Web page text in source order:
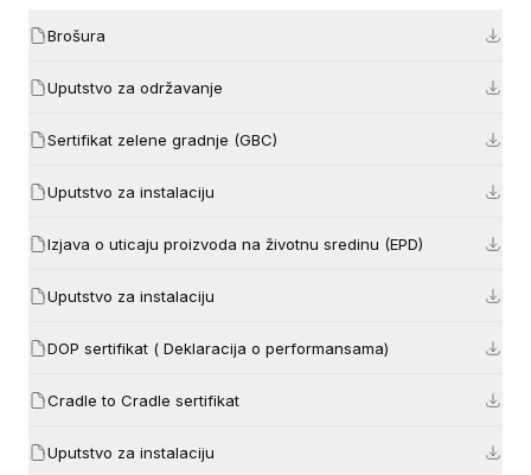
Brošura
Uputstvo za održavanje
Sertifikat zelene gradnje (GBC)
Uputstvo za instalaciju
Izjava o uticaju proizvoda na životnu sredinu (EPD)
Uputstvo za instalaciju
DOP sertifikat ( Deklaracija o performansama)
Cradle to Cradle sertifikat
Uputstvo za instalaciju